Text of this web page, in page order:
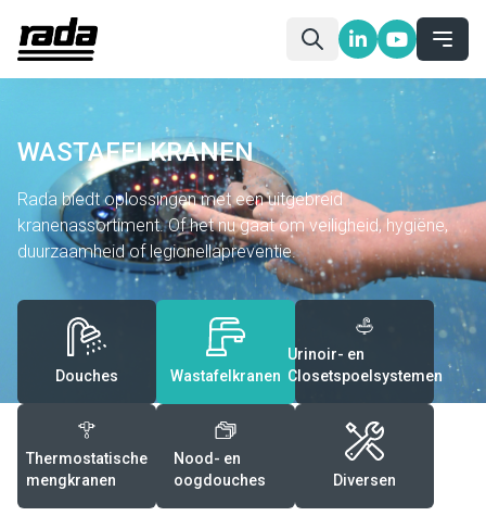
WASTAFELKRANEN
Rada biedt oplossingen met een uitgebreid
kranenassortiment. Of het nu gaat om veiligheid, hygiëne,
duurzaamheid of legionellapreventie.
Douches Wastafelkranen
Urinoir- en
Closetspoelsystemen
Thermostatische
mengkranen
Nood- en
oogdouches
Diversen